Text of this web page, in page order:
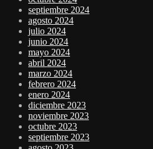
septiembre 2024
agosto 2024
julio 2024
junio 2024
mayo 2024
abril 2024
marzo 2024
febrero 2024
enero 2024
diciembre 2023
noviembre 2023
octubre 2023
septiembre 2023